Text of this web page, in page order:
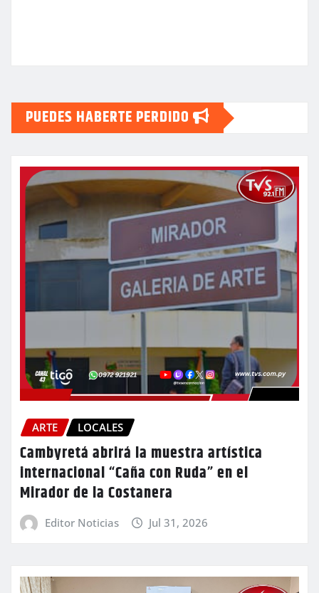
PUEDES HABERTE PERDIDO
ARTE LOCALES
Cambyretá abrirá la muestra artística
internacional “Caña con Ruda” en el
Mirador de la Costanera
Editor Noticias Jul 31, 2026